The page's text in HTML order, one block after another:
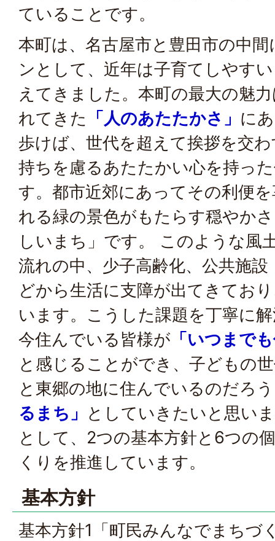
ていることです。
本町は、名古屋市と豊田市の中
ンとして、近年は子育てしやす
えてきました。本町の最大の魅
れてきた
「人のあたたかさ」 に
歩けば、世代を超えて挨拶を交
持ちを慮るあたたかい心を持っ
す。都市近郊にあってその利便
れる緑の景色がもたらす穏やか
しいまち」です。 このような風
流れの中、少子高齢化、公共施
どから生活に支障が出てきてお
います。こうした課題を丁寧に
今住んでいる皆様が 「いつまで
と感じることができ、子どもの
と東郷の地に住んでいるのだろ
るまち」 としていきたいと思い
として、2つの基本方針と6つの
くりを推進しています。
基本方針
基本方針1「町民みんなでまちづ